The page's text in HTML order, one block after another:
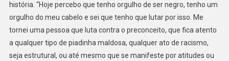
história. “Hoje percebo que tenho orgulho de ser negro, tenho um
orgulho do meu cabelo e sei que tenho que lutar por isso. Me
tornei uma pessoa que luta contra o preconceito, que fica atento
a qualquer tipo de piadinha maldosa, qualquer ato de racismo,
seja estrutural, ou até mesmo que se manifeste por atitudes ou